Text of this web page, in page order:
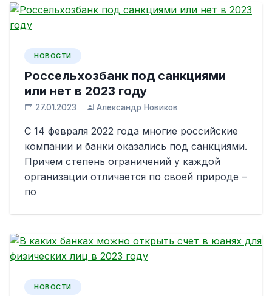
НОВОСТИ
Россельхозбанк под санкциями
или нет в 2023 году
27.01.2023 Александр Новиков
С 14 февраля 2022 года многие российские
компании и банки оказались под санкциями.
Причем степень ограничений у каждой
организации отличается по своей природе –
по
НОВОСТИ